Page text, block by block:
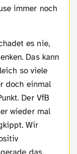
immer noch
es nie,
Das kann
so viele
doch einmal
Der VfB
wieder mal
Wir